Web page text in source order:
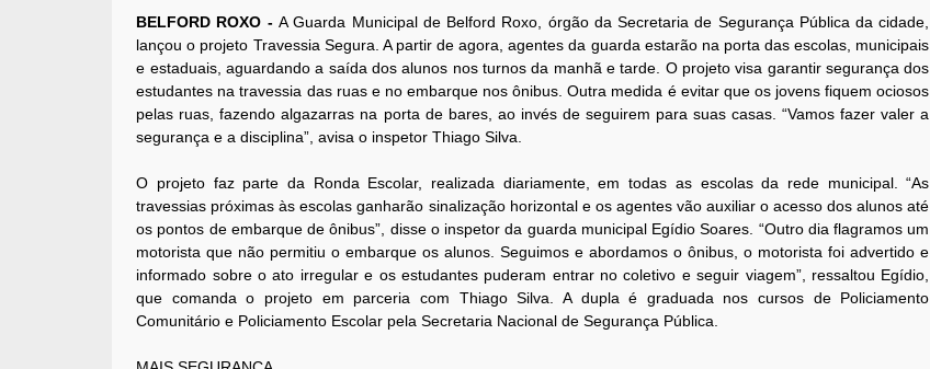
BELFORD ROXO - A Guarda Municipal de Belford Roxo, órgão da Secretaria de Segurança Pública da cidade,
lançou o projeto Travessia Segura. A partir de agora, agentes da guarda estarão na porta das escolas, municipais
e estaduais, aguardando a saída dos alunos nos turnos da manhã e tarde. O projeto visa garantir segurança dos
estudantes na travessia das ruas e no embarque nos ônibus. Outra medida é evitar que os jovens fiquem ociosos
pelas ruas, fazendo algazarras na porta de bares, ao invés de seguirem para suas casas. “Vamos fazer valer a
segurança e a disciplina”, avisa o inspetor Thiago Silva.
O projeto faz parte da Ronda Escolar, realizada diariamente, em todas as escolas da rede municipal. “As
travessias próximas às escolas ganharão sinalização horizontal e os agentes vão auxiliar o acesso dos alunos até
os pontos de embarque de ônibus”, disse o inspetor da guarda municipal Egídio Soares. “Outro dia flagramos um
motorista que não permitiu o embarque os alunos. Seguimos e abordamos o ônibus, o motorista foi advertido e
informado sobre o ato irregular e os estudantes puderam entrar no coletivo e seguir viagem”, ressaltou Egídio,
que comanda o projeto em parceria com Thiago Silva. A dupla é graduada nos cursos de Policiamento
Comunitário e Policiamento Escolar pela Secretaria Nacional de Segurança Pública.